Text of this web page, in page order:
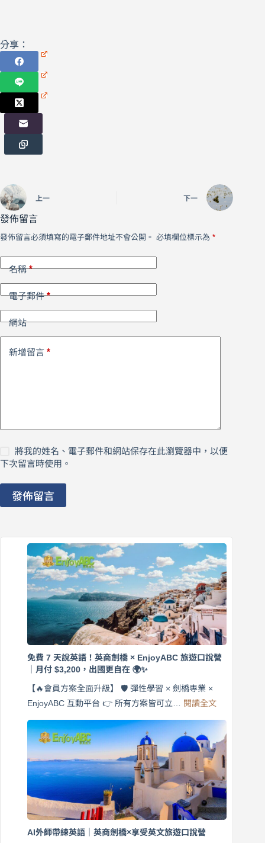
分享：
上一 下一
發佈留言
發佈留言必須填寫的電子郵件地址不會公開。 必填欄位標示為 *
名稱*
電子郵件*
網站
新增留言 *
將我的姓名、電子郵件和網站保存在此瀏覽器中，以便
下次留言時使用。
發佈留言
免費 7 天說英語！英商劍橋 × EnjoyABC 旅遊口說營
｜月付 $3,200，出國更自在 🌍✨
【🔥會員方案全面升級】 🛡️ 彈性學習 × 劍橋專業 ×
EnjoyABC 互動平台 👉 所有方案皆可立… 閱讀全文:
天
說
英
語！
英
商
劍
AI外師帶練英語｜英商劍橋×享受英文旅遊口說營